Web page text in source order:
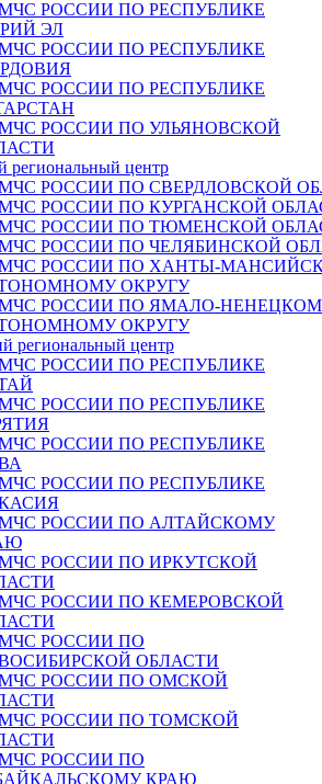
РОССИИ ПО РЕСПУБЛИКЕ
ЭЛ
РОССИИ ПО РЕСПУБЛИКЕ
РОССИИ ПО РЕСПУБЛИКЕ
РОССИИ ПО УЛЬЯНОВСКОЙ
региональный центр
РОССИИ ПО СВЕРДЛОВСКОЙ
РОССИИ ПО КУРГАНСКОЙ
РОССИИ ПО ТЮМЕНСКОЙ
РОССИИ ПО ЧЕЛЯБИНСКОЙ
РОССИИ ПО ХАНТЫ-
ОКРУГУ
РОССИИ ПО ЯМАЛО-
ОКРУГУ
региональный центр
РОССИИ ПО РЕСПУБЛИКЕ
РОССИИ ПО РЕСПУБЛИКЕ
РОССИИ ПО РЕСПУБЛИКЕ
РОССИИ ПО РЕСПУБЛИКЕ
РОССИИ ПО АЛТАЙСКОМУ
РОССИИ ПО ИРКУТСКОЙ
РОССИИ ПО КЕМЕРОВСКОЙ
РОССИИ ПО
ОБЛАСТИ
РОССИИ ПО ОМСКОЙ
РОССИИ ПО ТОМСКОЙ
РОССИИ ПО
КРАЮ